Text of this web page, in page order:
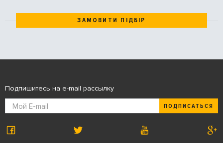
ЗАМОВИТИ ПІДБІР
Подпишитесь на e-mail рассылку
ПОДПИСАТЬСЯ